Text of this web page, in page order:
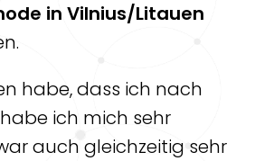
in Vilnius/Litauen
habe, dass ich nach
ich mich sehr
auch gleichzeitig sehr